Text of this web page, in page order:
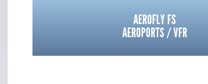
AEROFLY FS
AEROPORTS / VFR